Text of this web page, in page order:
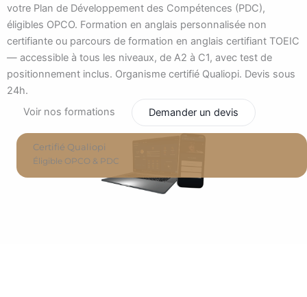
votre Plan de Développement des Compétences (PDC),
éligibles OPCO. Formation en anglais personnalisée non
certifiante ou parcours de formation en anglais certifiant TOEIC
— accessible à tous les niveaux, de A2 à C1, avec test de
positionnement inclus. Organisme certifié Qualiopi. Devis sous
24h.
Voir nos formations
Demander un devis
Certifié Qualiopi
Éligible OPCO & PDC